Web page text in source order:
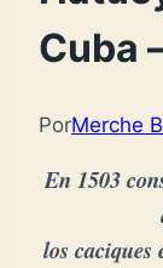
Cuba
PorMerche
En 1503
los